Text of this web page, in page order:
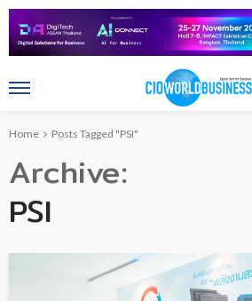
Home Posts Tagged "PSI"
Archive
PSI